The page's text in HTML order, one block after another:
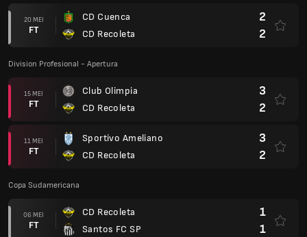
20 MEI
FT
CD Cuenca
CD Recoleta
2
2
Division Profesional - Apertura
15 MEI
FT
Club Olimpia
CD Recoleta
3
2
11 MEI
FT
Sportivo Ameliano
CD Recoleta
3
2
Copa Sudamericana
06 MEI
FT
CD Recoleta
Santos FC SP
1
1